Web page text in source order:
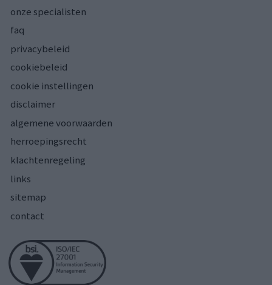
onze specialisten
faq
privacybeleid
cookiebeleid
cookie instellingen
disclaimer
algemene voorwaarden
herroepingsrecht
klachtenregeling
links
sitemap
contact